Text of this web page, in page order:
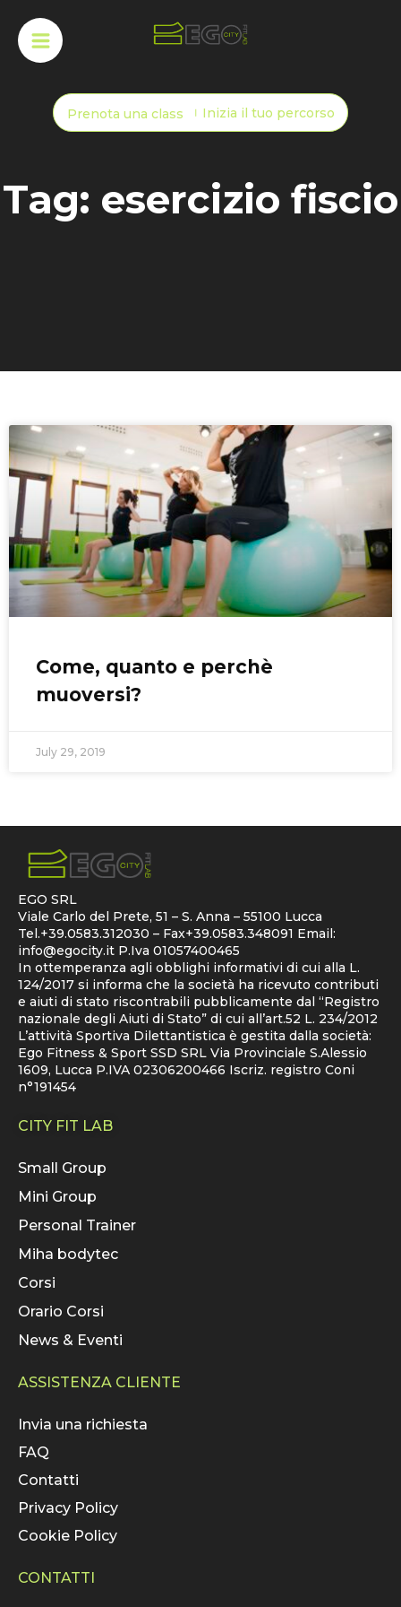
Prenota una class Inizia il tuo percorso
Tag: esercizio fiscio
Come, quanto e perchè
muoversi?
July 29, 2019
EGO SRL
Viale Carlo del Prete, 51 – S. Anna – 55100 Lucca
Tel.+39.0583.312030 – Fax+39.0583.348091 Email:
info@egocity.it P.Iva 01057400465
In ottemperanza agli obblighi informativi di cui alla L.
124/2017 si informa che la società ha ricevuto contributi
e aiuti di stato riscontrabili pubblicamente dal “Registro
nazionale degli Aiuti di Stato” di cui all’art.52 L. 234/2012
L’attività Sportiva Dilettantistica è gestita dalla società:
Ego Fitness & Sport SSD SRL Via Provinciale S.Alessio
1609, Lucca P.IVA 02306200466 Iscriz. registro Coni
n°191454
CITY FIT LAB
Small Group
Mini Group
Personal Trainer
Miha bodytec
Corsi
Orario Corsi
News & Eventi
ASSISTENZA CLIENTE
Invia una richiesta
FAQ
Contatti
Privacy Policy
Cookie Policy
CONTATTI